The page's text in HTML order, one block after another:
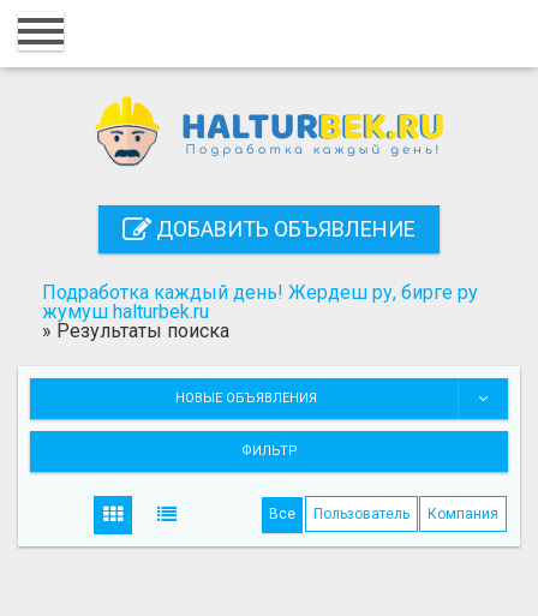
Главная
Регистрация
Поиск
ДОБАВИТЬ ОБЪЯВЛЕНИЕ
Подработка каждый день! Жердеш ру, бирге ру
жумуш halturbek.ru
» Результаты поиска
НОВЫЕ ОБЪЯВЛЕНИЯ
ФИЛЬТР
Все Пользователь Компания